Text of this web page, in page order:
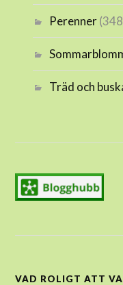
Perenner
Träd och
VAD ROLIGT ATT